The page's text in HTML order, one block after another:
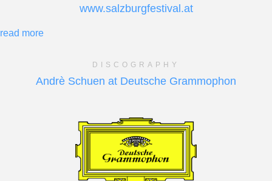
www.salzburgfestival.at
read more
DISCOGRAPHY
Andrè Schuen at Deutsche Grammophon